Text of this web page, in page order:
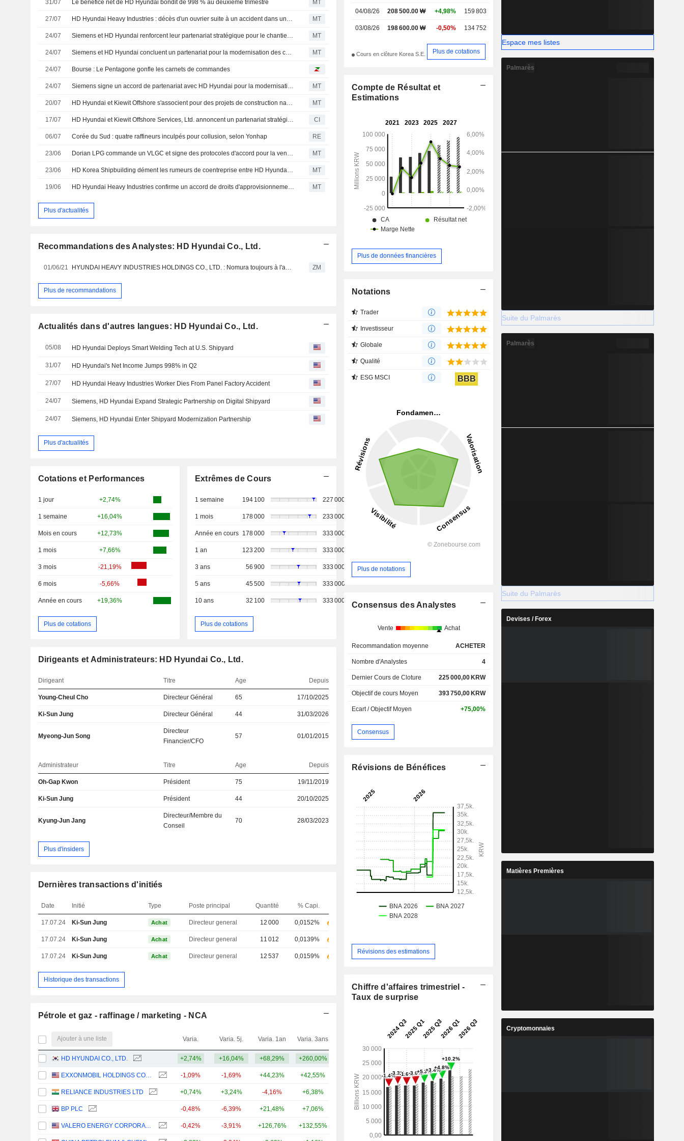
31/07 Le bénéfice net de HD Hyundai bondit de 998 % au deuxième trimestre MT
27/07 HD Hyundai Heavy Industries : décès d'un ouvrier suite à un accident dans une usine de panneaux MT
24/07 Siemens et HD Hyundai renforcent leur partenariat stratégique pour le chantier naval numérique MT
24/07 Siemens et HD Hyundai concluent un partenariat pour la modernisation des chantiers navals MT
24/07 Bourse : Le Pentagone gonfle les carnets de commandes
24/07 Siemens signe un accord de partenariat avec HD Hyundai pour la modernisation des chantiers navals aux États-Unis MT
20/07 HD Hyundai et Kiewit Offshore s'associent pour des projets de construction navale aux États-Unis MT
17/07 HD Hyundai et Kiewit Offshore Services, Ltd. annoncent un partenariat stratégique pour soutenir les chantiers navals américains CI
06/07 Corée du Sud : quatre raffineurs inculpés pour collusion, selon Yonhap RE
23/06 Dorian LPG commande un VLGC et signe des protocoles d'accord pour la vente de trois navires MT
23/06 HD Korea Shipbuilding dément les rumeurs de coentreprise entre HD Hyundai et Cochin Shipyard ; le titre chute de 6 % MT
19/06 HD Hyundai Heavy Industries confirme un accord de droits d'approvisionnement avec TerraPower MT
Plus d'actualités
Recommandations des Analystes: HD Hyundai Co., Ltd.
01/06/21 ZM
Plus de recommandations
Actualités dans d'autres langues: HD Hyundai Co., Ltd.
05/08 HD Hyundai Deploys Smart Welding Tech at U.S. Shipyard
31/07 HD Hyundai's Net Income Jumps 998% in Q2
27/07 HD Hyundai Heavy Industries Worker Dies From Panel Factory Accident
24/07 Siemens, HD Hyundai Expand Strategic Partnership on Digital Shipyard
24/07 Siemens, HD Hyundai Enter Shipyard Modernization Partnership
Plus d'actualités
Cotations et Performances
1 jour +2,74%
1 semaine +16,04%
Mois en cours +12,73%
1 mois +7,66%
3 mois -21,19%
6 mois -5,66%
Année en cours +19,36%
Plus de cotations
Extrêmes de Cours
1 semaine 194 100 227 000
1 mois 178 000 233 000
Année en cours 178 000 333 000
1 an 123 200 333 000
3 ans 56 900 333 000
5 ans 45 500 333 000
10 ans 32 100 333 000
Plus de cotations
Dirigeants et Administrateurs: HD Hyundai Co., Ltd.
Dirigeant Titre Age Depuis
Young-Cheul Cho Directeur Général 65 17/10/2025
Ki-Sun Jung Directeur Général 44 31/03/2026
Myeong-Jun Song
Directeur
Financier/CFO
57 01/01/2015
Administrateur Titre Age Depuis
Oh-Gap Kwon Président 75 19/11/2019
Ki-Sun Jung Président 44 20/10/2025
Kyung-Jun Jang
Directeur/Membre du
Conseil
70 28/03/2023
Plus d'insiders
Dernières transactions d'initiés
Date Initié Type Poste principal Quantité % Capi.
17.07.24 Ki-Sun Jung Achat Directeur general 12 000 0,0152%
17.07.24 Ki-Sun Jung Achat Directeur general 11 012 0,0139%
17.07.24 Ki-Sun Jung Achat Directeur general 12 537 0,0159%
Historique des transactions
Pétrole et gaz - raffinage / marketing - NCA
Ajouter à une liste Varia. Varia. 5j. Varia. 1an Varia. 3ans
HD HYUNDAI CO., LTD. +2,74% +16,04% +68,29% +260,00%
-1,09% -1,69% +44,23% +42,55% 637 Md
RELIANCE INDUSTRIES LTD +0,74% +3,24% -4,16% +6,38% 188 Md
BP PLC -0,48% -6,39% +21,48% +7,06% 108 Md
VALERO ENERGY CORPORATION -0,42% -3,91% +126,76% +132,55% 87,24 Md
04/08/26 208 500.00 ₩ +4,98% 159 803
03/08/26 198 600.00 ₩ -0,50% 134 752
Cours en clôture Korea S.E. Plus de cotations
Compte de Résultat et
Estimations
Plus de données financières
Notations
Trader
Investisseur
Globale
Qualité
ESG MSCI BBB
Plus de notations
Consensus des Analystes
Vente Achat
Recommandation moyenne ACHETER
Nombre d'Analystes 4
Dernier Cours de Cloture 225 000,00 KRW
Objectif de cours Moyen 393 750,00 KRW
Ecart / Objectif Moyen +75,00%
Consensus
Révisions de Bénéfices
Révisions des estimations
Chiffre d'affaires trimestriel -
Taux de surprise
Espace mes listes
Palmarès
Suite du Palmarès
Palmarès
Suite du Palmarès
Devises / Forex
Matières Premières
Cryptomonnaies